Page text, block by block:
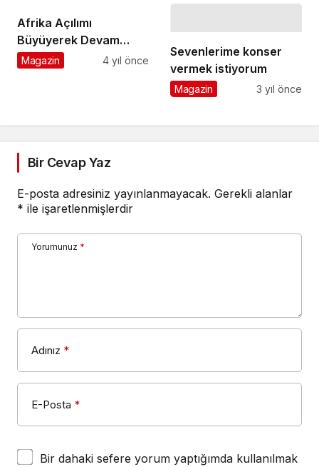
Afrika Açılımı
Büyüyerek Devam
Ediyor
Magazin 4 yıl önce
Sevenlerime konser
vermek istiyorum
Magazin 3 yıl önce
Bir Cevap Yaz
E-posta adresiniz yayınlanmayacak. Gerekli alanlar
* ile işaretlenmişlerdir
Yorumunuz *
Adınız *
E-Posta *
Bir dahaki sefere yorum yaptığımda kullanılmak